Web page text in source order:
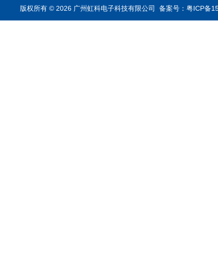
析仪
版权所有 © 2026 广州虹科电子科技有限公司 备案号：粤ICP备